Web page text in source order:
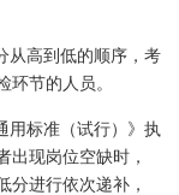
从高到低的顺序，考
环节的人员。
用标准（试行）》执
出现岗位空缺时，
分进行依次递补，